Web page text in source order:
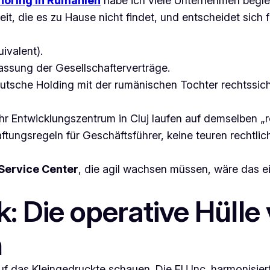
die es zu Hause nicht findet, und entscheidet sich
der Gesellschafterverträge.
Holding mit der rumänischen Tochter
Entwicklungszentrum in Cluj laufen auf demselben
für Geschäftsführer, keine teuren
Center, die agil wachsen müssen, wäre das
Die operative Hülle